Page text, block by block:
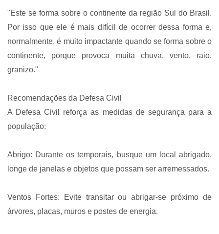
"Este se forma sobre o continente da região Sul do Brasil.
Por isso que ele é mais difícil de ocorrer dessa forma e,
normalmente, é muito impactante quando se forma sobre o
continente, porque provoca muita chuva, vento, raio,
granizo."
Recomendações da Defesa Civil
A Defesa Civil reforça as medidas de segurança para a
população:
Abrigo: Durante os temporais, busque um local abrigado,
longe de janelas e objetos que possam ser arremessados.
Ventos Fortes: Evite transitar ou abrigar-se próximo de
árvores, placas, muros e postes de energia.